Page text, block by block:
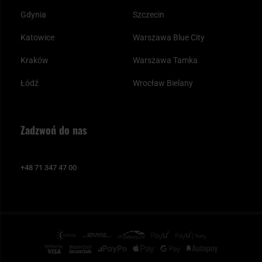
Gdynia
Katowice
Kraków
Łódź
Szczecin
Warszawa Blue City
Warszawa Tamka
Wrocław Bielany
Zadzwoń do nas
+48 71 347 47 00